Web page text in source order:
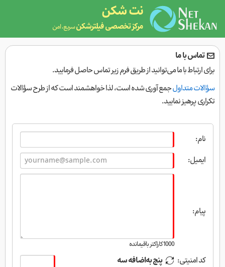
نت شکن
مرکز تخصصی فیلترشکنسریع، امن
تماس با ما
برای ارتباط با ما می‌توانید از طریق فرم زیر تماس حاصل فرمایید.
سؤالات متداولجمع آوری شده است، لذا خواهشمند است که از طرح سؤالات
تکراری پرهیز نمایید.
نام:
ایمیل:
پیام:
1000کاراکتر باقیمانده
کد امنیتی: پنج به‌اضافه سه